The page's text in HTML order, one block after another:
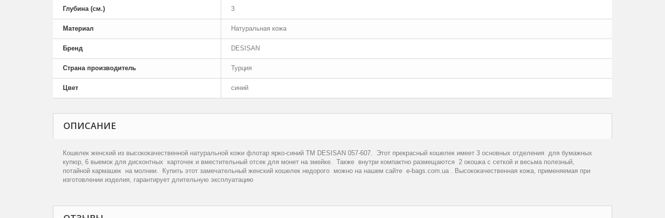
Глубина (см.) 3
Материал Натуральная кожа
Бренд DESISAN
Страна производитель Турция
Цвет синий
ОПИСАНИЕ
Кошелек женский из высококачественной натуральной кожи флотар ярко-синий ТМ DESISAN 057-607. Этот прекрасный кошелек имеет 3 основных отделения для бумажных
купюр, 6 выемок для дисконтных карточек и вместительный отсек для монет на змейке. Также внутри компактно размещаются 2 окошка с сеткой и весьма полезный,
потайной кармашек на молнии. Купить этот замечательный женский кошелек недорого можно на нашем сайте e-bags.com.ua . Высококачественная кожа, применяемая при
изготовлении изделия, гарантирует длительную эксплуатацию